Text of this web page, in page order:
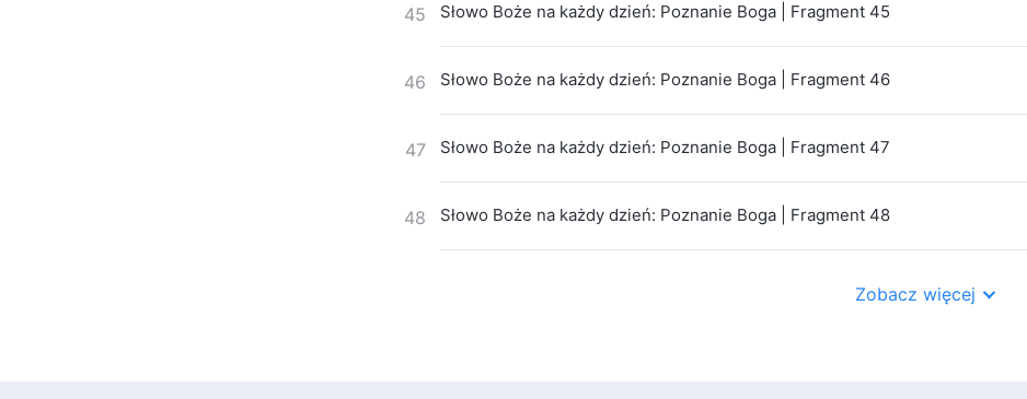
45 Słowo Boże na każdy dzień: Poznanie Boga | Fragment 45
46 Słowo Boże na każdy dzień: Poznanie Boga | Fragment 46
47 Słowo Boże na każdy dzień: Poznanie Boga | Fragment 47
48 Słowo Boże na każdy dzień: Poznanie Boga | Fragment 48
Zobacz więcej